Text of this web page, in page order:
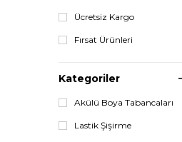
Ücretsiz Kargo
Fırsat Ürünleri
Kategoriler
Akülü Boya Tabancaları
Lastik Şişirme